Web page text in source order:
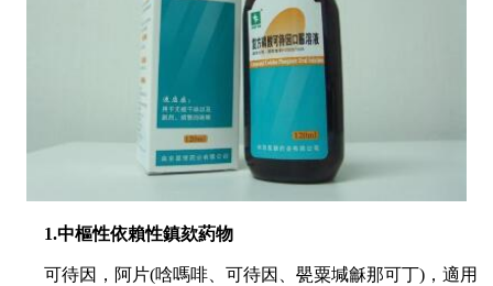
1.中樞性依賴性鎮欬葯物
可待因，阿片(唅嗎啡、可待因、甖粟堿龢那可丁)，適用